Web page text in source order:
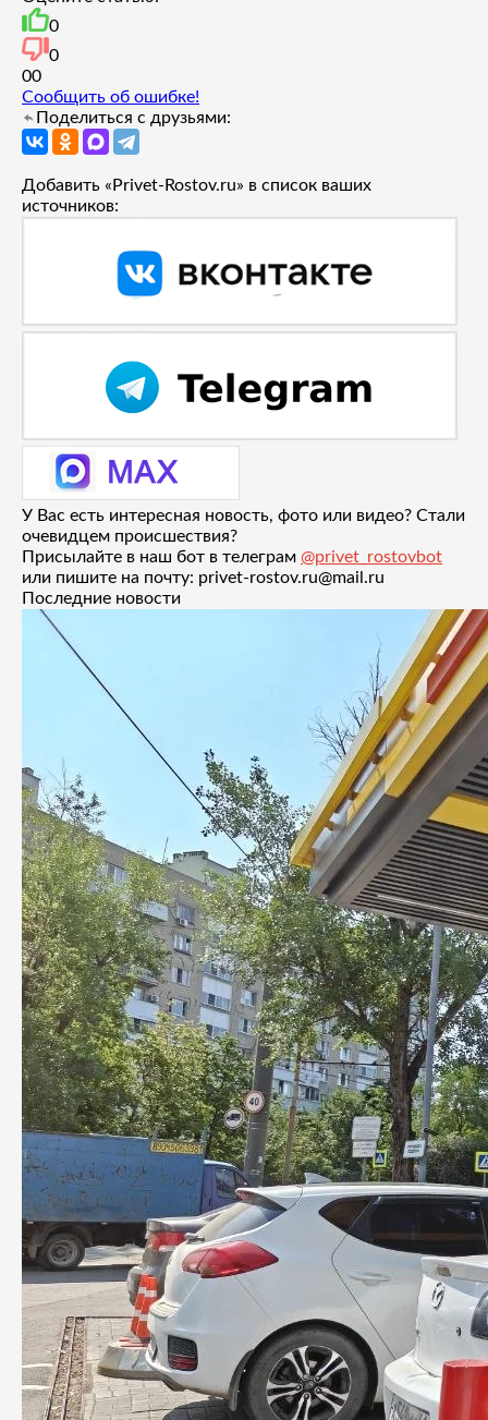
0
0
00
Сообщить об ошибке!
Поделиться с друзьями:
Добавить «Privet-Rostov.ru» в список ваших
источников:
У Вас есть интересная новость, фото или видео? Стали
очевидцем происшествия?
Присылайте в наш бот в телеграм @privet_rostovbot
или пишите на почту: privet-rostov.ru@mail.ru
Последние новости